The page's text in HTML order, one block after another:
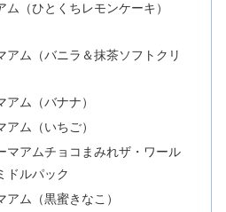
ム（ひとくちレモンケーキ）
アム（バニラ＆抹茶ソフトクリ
アム（バナナ）
アム（いちご）
マアムチョコまみれザ・ワール
ドルパック
アム（黒蜜きなこ）